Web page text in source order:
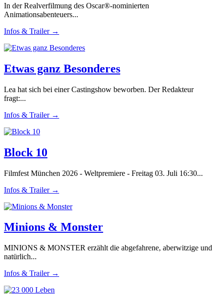
In der Realverfilmung des Oscar®-nominierten
Animationsabenteuers...
Infos & Trailer →
Etwas ganz Besonderes
Lea hat sich bei einer Castingshow beworben. Der Redakteur
fragt:...
Infos & Trailer →
Block 10
Filmfest München 2026 - Weltpremiere - Freitag 03. Juli 16:30...
Infos & Trailer →
Minions & Monster
MINIONS & MONSTER erzählt die abgefahrene, aberwitzige und
natürlich...
Infos & Trailer →